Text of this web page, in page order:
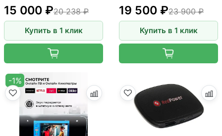
20 238 ₽
15 000 ₽
Купить в 1 клик
19 500 ₽23 900 ₽
Купить в 1 клик
-1%